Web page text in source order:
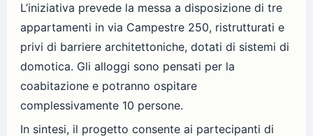
L’iniziativa prevede la messa a disposizione di tre
appartamenti in via Campestre 250, ristrutturati e
privi di barriere architettoniche, dotati di sistemi di
domotica. Gli alloggi sono pensati per la
coabitazione e potranno ospitare
complessivamente 10 persone.
In sintesi, il progetto consente ai partecipanti di